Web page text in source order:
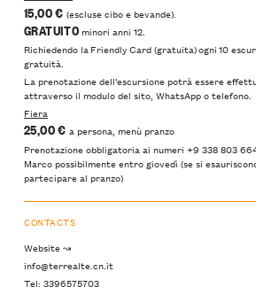
15,00 € (escluse cibo e bevande).
GRATUITOminori anni 12.
Richiedendo la Friendly Card (gratuita) ogni 10
gratuità.
La prenotazione dell’escursione potrà essere
attraverso il modulo del sito, WhatsApp o telefono.
Fiera
25,00 € a persona, menù pranzo
Prenotazione obbligatoria ai numeri +9 338 803
Marco possibilmente entro giovedì (se si
partecipare al pranzo)
CONTACTS
Website ↝
info@terrealte.cn.it
Tel: 3396575703